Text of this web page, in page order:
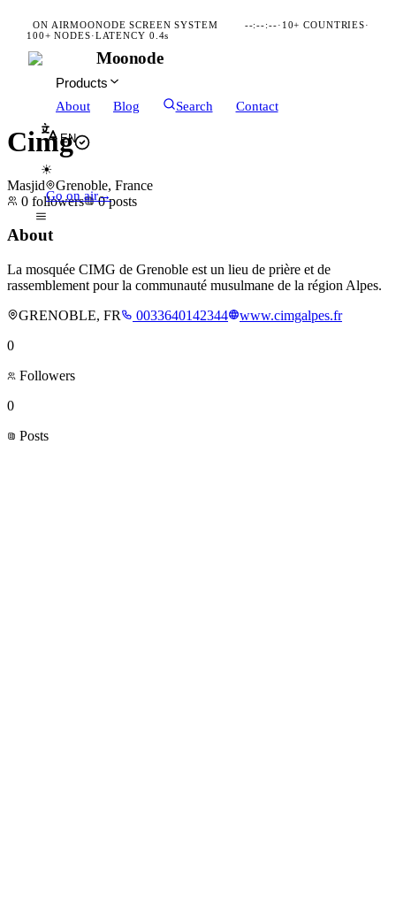
ON AIRMOONODE SCREEN SYSTEM --:--:--· 10+ COUNTRIES·
100+ NODES·LATENCY 0.4s
Moonode
Products
About
Blog Search Contact
EN
☀
Go on air→
Cimg
Masjid
Grenoble, France
0 followers 0 posts
About
La mosquée CIMG de Grenoble est un lieu de prière et de
rassemblement pour la communauté musulmane de la région Alpes.
GRENOBLE, FR
0033640142344
www.cimgalpes.fr
0
Followers
0
Posts